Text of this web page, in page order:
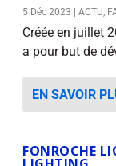
5 Déc 2023 ACTU,
Créée en juillet
a pour but de
EN SAVOIR
FONROCHE